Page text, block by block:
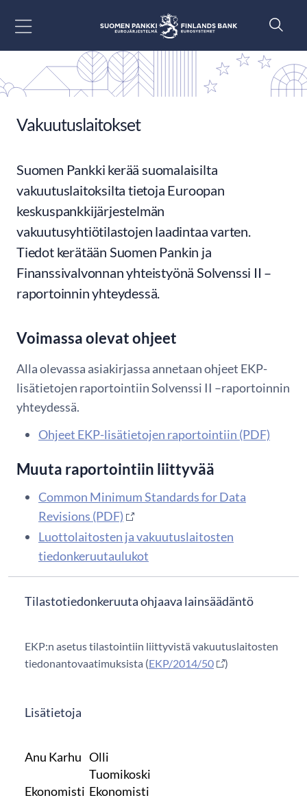
Vakuutuslaitokset
Suomen Pankki kerää suomalaisilta
vakuutuslaitoksilta tietoja Euroopan
keskuspankkijärjestelmän
vakuutusyhtiötilastojen laadintaa varten.
Tiedot kerätään Suomen Pankin ja
Finanssivalvonnan yhteistyönä Solvenssi II –
raportoinnin yhteydessä.
Voimassa olevat ohjeet
Alla olevassa asiakirjassa annetaan ohjeet EKP-
lisätietojen raportointiin Solvenssi II –raportoinnin
yhteydessä.
Ohjeet EKP-lisätietojen raportointiin (PDF)
Muuta raportointiin liittyvää
Common Minimum Standards for Data
Revisions (PDF)
Luottolaitosten ja vakuutuslaitosten
tiedonkeruutaulukot
Tilastotiedonkeruuta ohjaava lainsäädäntö
EKP:n asetus tilastointiin liittyvistä vakuutuslaitosten
tiedonantovaatimuksista (EKP/2014/50 )
Lisätietoja
Anu Karhu Olli
Tuomikoski
Ekonomisti Ekonomisti